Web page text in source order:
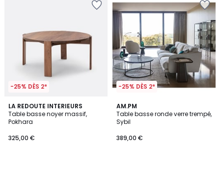
-25% DÈS 2*
LA REDOUTE INTERIEURS
Table basse noyer massif,
Pokhara
325,00 €
4
/
5
-25% DÈS 2*
AM.PM
Table basse ronde verre trempé,
Sybil
389,00 €
4,7
/ 5